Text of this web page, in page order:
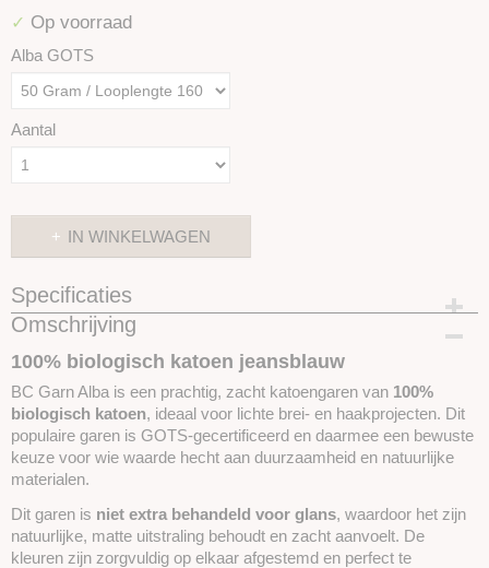
✓ Op voorraad
Alba GOTS
Aantal
IN WINKELWAGEN
Specificaties
Productcode
Omschrijving
100% biologisch katoen jeansblauw
BC Garn Alba is een prachtig, zacht katoengaren van 100%
biologisch katoen, ideaal voor lichte brei- en haakprojecten. Dit
populaire garen is GOTS-gecertificeerd en daarmee een bewuste
keuze voor wie waarde hecht aan duurzaamheid en natuurlijke
materialen.
Dit garen is niet extra behandeld voor glans, waardoor het zijn
natuurlijke, matte uitstraling behoudt en zacht aanvoelt. De
kleuren zijn zorgvuldig op elkaar afgestemd en perfect te